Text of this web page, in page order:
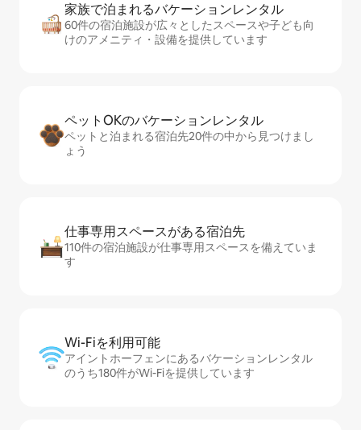
家族で泊まれるバ⁠ケ⁠ー⁠シ⁠ョ⁠ンレ⁠ン⁠タ⁠ル
60件の宿泊施設が広々としたスペースや子ども向
けのアメニティ・設備を提供しています
ペットOKのバ⁠ケ⁠ー⁠シ⁠ョ⁠ンレ⁠ン⁠タ⁠ル
ペットと泊まれる宿泊先20件の中から見つけまし
ょう
仕事専用ス⁠ペ⁠ー⁠スがあ⁠る宿⁠泊⁠先
110件の宿泊施設が仕事専用スペースを備えていま
す
Wi-Fiを利⁠用⁠可⁠能
アイントホーフェンにあるバケーションレンタル
のうち180件がWi-Fiを提供しています